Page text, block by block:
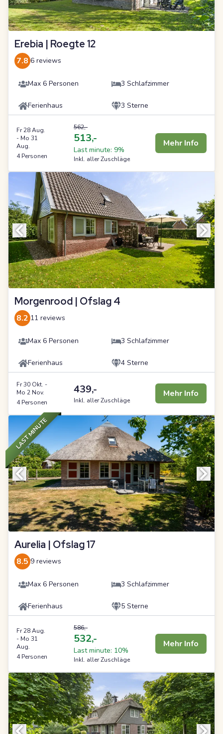
Erebia | Roegte 12
7.8 6 reviews
Max 6 Personen 3 Schlafzimmer
Ferienhaus 3 Sterne
562,-
513,-
Last minute: 9%
Inkl. aller Zuschläge
Fr 28 Aug.
- Mo 31
Aug.
4 Personen
Mehr Info
Morgenrood | Ofslag 4
8.2 11 reviews
Max 6 Personen 3 Schlafzimmer
Ferienhaus 4 Sterne
439,-
Inkl. aller Zuschläge
Fr 30 Okt. -
Mo 2 Nov.
4 Personen
Mehr Info
LAST MINUTE
Aurelia | Ofslag 17
8.5 9 reviews
Max 6 Personen 3 Schlafzimmer
Ferienhaus 5 Sterne
586,-
532,-
Last minute: 10%
Inkl. aller Zuschläge
Fr 28 Aug.
- Mo 31
Aug.
4 Personen
Mehr Info